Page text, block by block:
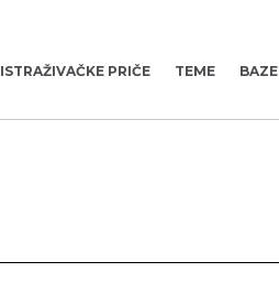
ISTRAŽIVAČKE PRIČE TEME BAZE